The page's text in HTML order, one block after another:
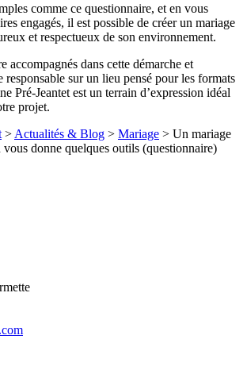
comme ce questionnaire, et en vous
engagés, il est possible de créer un mariage
et respectueux de son environnement.
accompagnés dans cette démarche et
responsable sur un lieu pensé pour les formats
Pré-Jeantet est un terrain d’expression idéal
projet.
> Actualités & Blog > Mariage > Un mariage
vous donne quelques outils (questionnaire)